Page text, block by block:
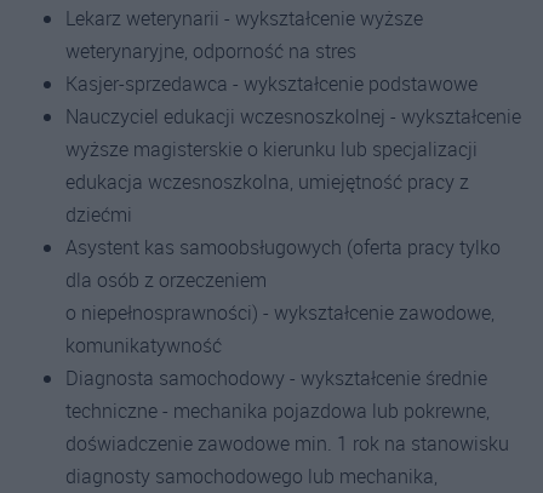
Lekarz weterynarii - wykształcenie wyższe
weterynaryjne, odporność na stres
Kasjer-sprzedawca - wykształcenie podstawowe
Nauczyciel edukacji wczesnoszkolnej - wykształcenie
wyższe magisterskie o kierunku lub specjalizacji
edukacja wczesnoszkolna, umiejętność pracy z
dziećmi
Asystent kas samoobsługowych (oferta pracy tylko
dla osób z orzeczeniem
o niepełnosprawności) - wykształcenie zawodowe,
komunikatywność
Diagnosta samochodowy - wykształcenie średnie
techniczne - mechanika pojazdowa lub pokrewne,
doświadczenie zawodowe min. 1 rok na stanowisku
diagnosty samochodowego lub mechanika,